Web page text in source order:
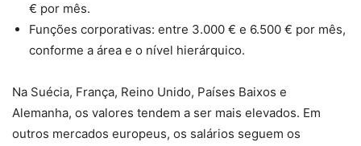
€ por mês.
Funções corporativas: entre 3.000 € e 6.500 € por mês,
conforme a área e o nível hierárquico.
Na Suécia, França, Reino Unido, Países Baixos e
Alemanha, os valores tendem a ser mais elevados. Em
outros mercados europeus, os salários seguem os